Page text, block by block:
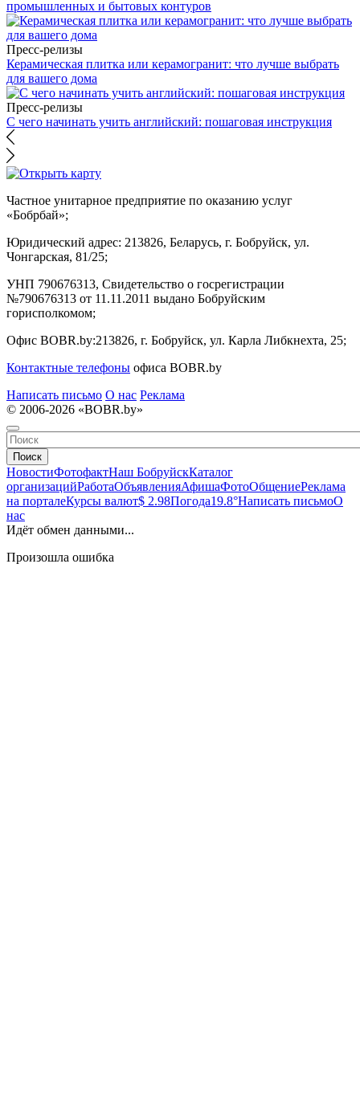
промышленных и бытовых контуров
Пресс-релизы
Керамическая плитка или керамогранит: что лучше выбрать
для вашего дома
Пресс-релизы
С чего начинать учить английский: пошаговая инструкция
Частное унитарное предприятие по оказанию услуг
«Бобрбай»;
Юридический адрес: 213826, Беларусь, г. Бобруйск, ул.
Чонгарская, 81/25;
УНП 790676313, Свидетельство о госрегистрации
№790676313 от 11.11.2011 выдано Бобруйским
горисполкомом;
Офис BOBR.by:213826, г. Бобруйск, ул. Карла Либкнехта, 25;
Контактные телефоны офиса BOBR.by
Написать письмо О нас Реклама
© 2006-2026 «BOBR.by»
Поиск
НовостиФотофактНаш БобруйскКаталог
организацийРаботаОбъявленияАфишаФотоОбщениеРеклама
на порталеКурсы валют$ 2.98Погода19.8°Написать письмоО
нас
Идёт обмен данными...
Произошла ошибка